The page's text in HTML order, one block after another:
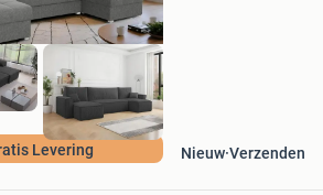
Levering Nieuw Verzenden